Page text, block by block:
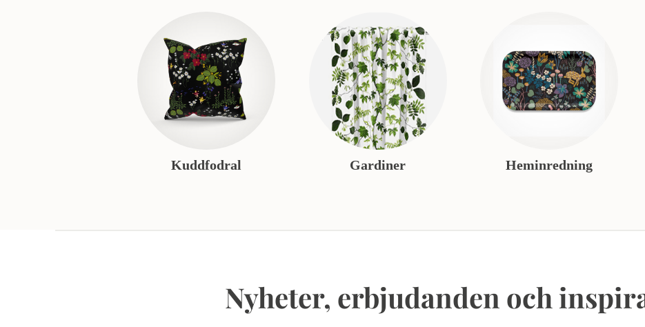
Kuddfodral Gardiner Heminredning
Nyheter, erbjudanden och